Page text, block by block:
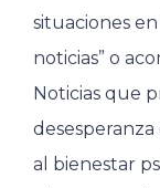
situaciones
noticias” o
Noticias que
al bienestar